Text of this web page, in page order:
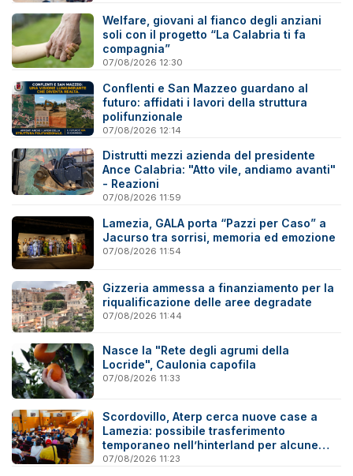
Welfare, giovani al fianco degli anziani
soli con il progetto “La Calabria ti fa
compagnia”
07/08/2026 12:30
Conflenti e San Mazzeo guardano al
futuro: affidati i lavori della struttura
polifunzionale
07/08/2026 12:14
Distrutti mezzi azienda del presidente
Ance Calabria: "Atto vile, andiamo avanti"
- Reazioni
07/08/2026 11:59
Lamezia, GALA porta “Pazzi per Caso” a
Jacurso tra sorrisi, memoria ed emozione
07/08/2026 11:54
Gizzeria ammessa a finanziamento per la
riqualificazione delle aree degradate
07/08/2026 11:44
Nasce la "Rete degli agrumi della
Locride", Caulonia capofila
07/08/2026 11:33
Scordovillo, Aterp cerca nuove case a
Lamezia: possibile trasferimento
temporaneo nell’hinterland per alcune
famiglie
07/08/2026 11:23